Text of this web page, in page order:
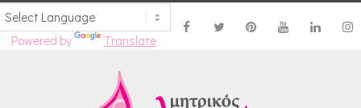
Powered by Translate